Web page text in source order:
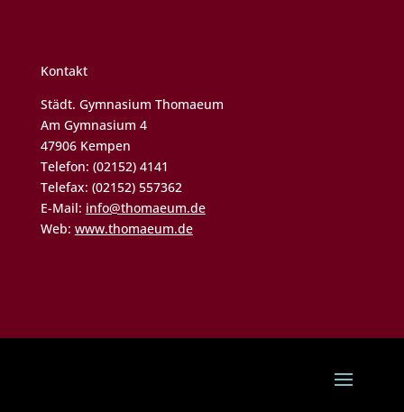
Kontakt
Städt. Gymnasium Thomaeum
Am Gymnasium 4
47906 Kempen
Telefon: (02152) 4141
Telefax: (02152) 557362
E-Mail: info@thomaeum.de
Web: www.thomaeum.de